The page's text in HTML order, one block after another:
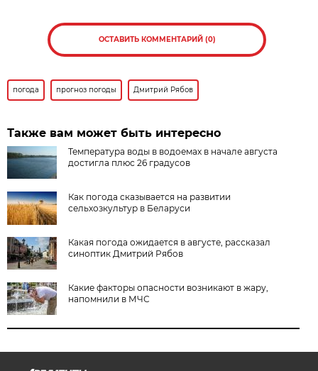
ОСТАВИТЬ КОММЕНТАРИЙ (0)
погода прогноз погоды Дмитрий Рябов
Также вам может быть интересно
Температура воды в водоемах в начале августа
достигла плюс 26 градусов
Как погода сказывается на развитии
сельхозкультур в Беларуси
Какая погода ожидается в августе, рассказал
синоптик Дмитрий Рябов
Какие факторы опасности возникают в жару,
напомнили в МЧС